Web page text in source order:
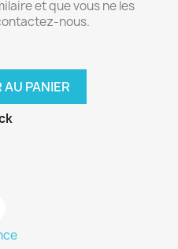
et que vous ne les
nous.
PANIER